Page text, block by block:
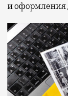
и оформления